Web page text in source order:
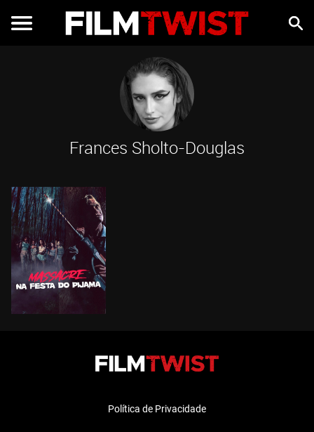
Frances Sholto-Douglas
Política de Privacidade